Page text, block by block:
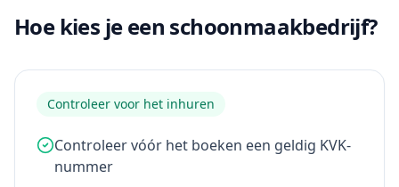
Hoe kies je een schoonmaakbedrijf?
Controleer voor het inhuren
Controleer vóór het boeken een geldig KVK-
nummer